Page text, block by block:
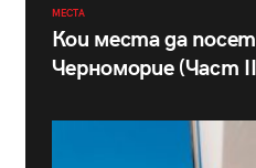
МЕСТА
Кои места да
Черноморие (Част